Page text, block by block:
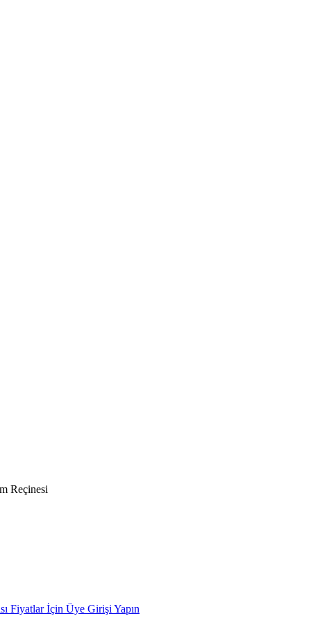
Reçinesi
Fiyatlar İçin Üye Girişi Yapın